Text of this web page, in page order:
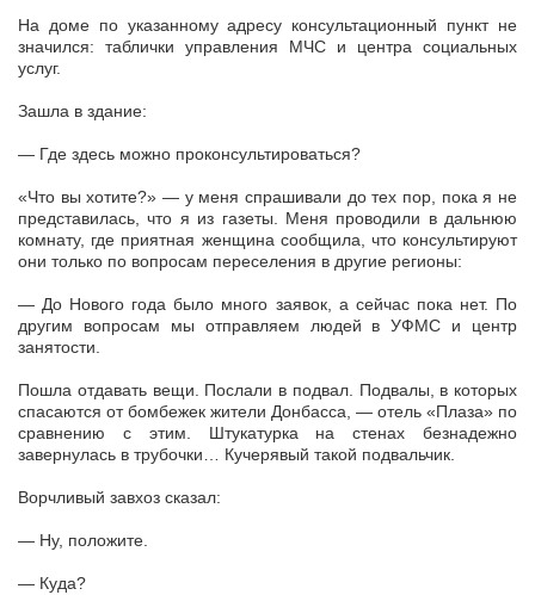
На доме по указанному адресу консультационный пункт не
значился: таблички управления МЧС и центра социальных
услуг.
Зашла в здание:
— Где здесь можно проконсультироваться?
«Что вы хотите?» — у меня спрашивали до тех пор, пока я не
представилась, что я из газеты. Меня проводили в дальнюю
комнату, где приятная женщина сообщила, что консультируют
они только по вопросам переселения в другие регионы:
— До Нового года было много заявок, а сейчас пока нет. По
другим вопросам мы отправляем людей в УФМС и центр
занятости.
Пошла отдавать вещи. Послали в подвал. Подвалы, в которых
спасаются от бомбежек жители Донбасса, — отель «Плаза» по
сравнению с этим. Штукатурка на стенах безнадежно
завернулась в трубочки… Кучерявый такой подвальчик.
Ворчливый завхоз сказал:
— Ну, положите.
— Куда?